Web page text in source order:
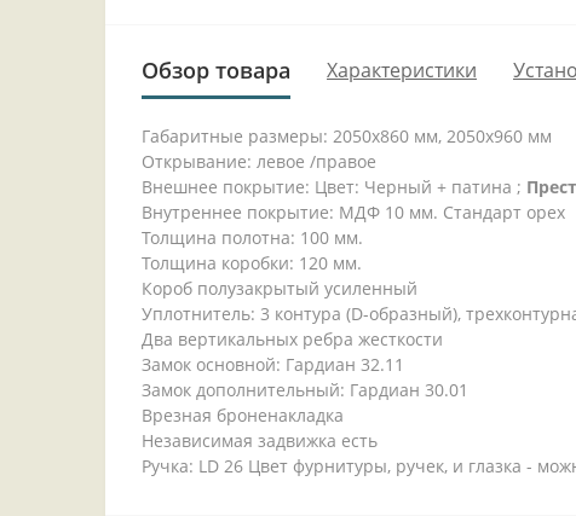
Обзор товара Характеристики
Габаритные размеры: 2050x860 мм, 2050x960 мм
Открывание: левое /правое
Внешнее покрытие: Цвет: Черный + патина ;
Внутреннее покрытие: МДФ 10 мм. Стандарт орех
Толщина полотна: 100 мм.
Толщина коробки: 120 мм.
Короб полузакрытый усиленный
Уплотнитель: 3 контура (D-образный),
Два вертикальных ребра жесткости
Замок основной: Гардиан 32.11
Замок дополнительный: Гардиан 30.01
Врезная броненакладка
Независимая задвижка есть
Ручка: LD 26 Цвет фурнитуры, ручек, и глазка -